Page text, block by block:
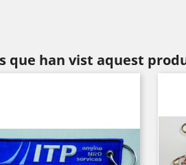
que han vist aquest